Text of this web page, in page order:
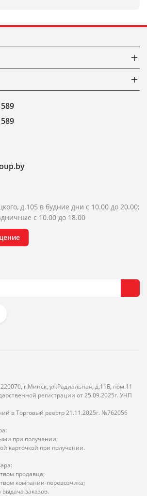
д.105 в будние дни с 10.00 до 20.00;
с 10.00 до 18.00
г.Минск, ул.Радиальная, д.11Б, пом.11
регистрации от 25.09.2025г. УНП
в Торговый реестр 21.11.2025г. №762056
при получении;
карточкой при получении.
продавца;
компании-перевозчика;
заказов.